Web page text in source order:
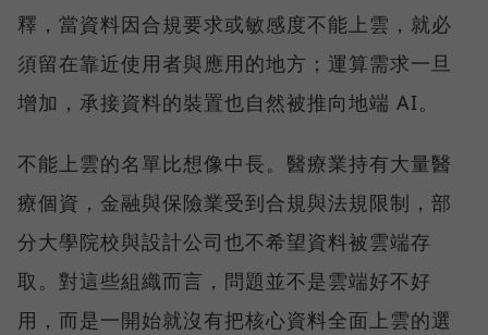
釋，當資料因合規要求或敏感度不能上雲，就必
須留在靠近使用者與應用的地方；運算需求一旦
增加，承接資料的裝置也自然被推向地端 AI。
不能上雲的名單比想像中長。醫療業持有大量醫
療個資，金融與保險業受到合規與法規限制，部
分大學院校與設計公司也不希望資料被雲端存
取。對這些組織而言，問題並不是雲端好不好
用，而是一開始就沒有把核心資料全面上雲的選